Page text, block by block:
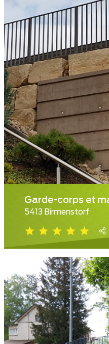
Garde-corps et
5413 Birmenstorf